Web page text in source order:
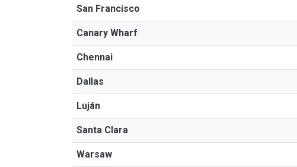
San Francisco
Canary Wharf
Chennai
Dallas
Luján
Santa Clara
Warsaw